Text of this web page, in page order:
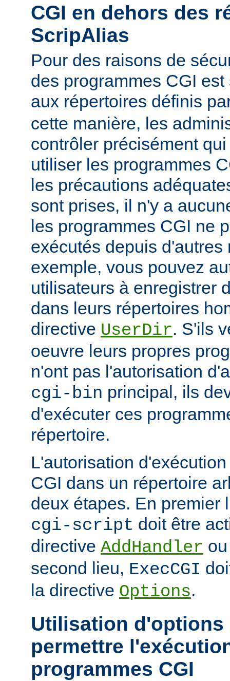
CGI en dehors des
ScripAlias
Pour des raisons de
des programmes CGI
aux répertoires définis
cette manière, les
contrôler précisément
utiliser les programmes
les précautions
sont prises, il n'y a
les programmes CGI ne
exécutés depuis d'autres
exemple, vous pouvez
utilisateurs à enregistrer
dans leurs répertoires
directive UserDir. S'ils
oeuvre leurs propres
n'ont pas l'autorisation
cgi-bin principal, ils
d'exécuter ces
répertoire.
L'autorisation
CGI dans un répertoire
deux étapes. En premier
cgi-script doit être
directive AddHandler
second lieu, ExecCGI
la directive Options.
Utilisation
permettre
programmes CGI